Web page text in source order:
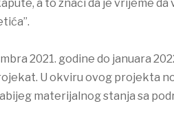
a to znači da je vrijeme
2021. godine do januara
U okviru ovog projekta
materijalnog stanja sa